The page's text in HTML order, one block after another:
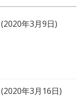
年3月9日)
年3月16日)